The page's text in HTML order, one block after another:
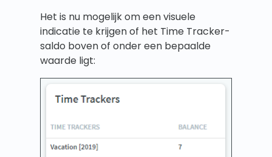
Het is nu mogelijk om een visuele
indicatie te krijgen of het Time Tracker-
saldo boven of onder een bepaalde
waarde ligt: